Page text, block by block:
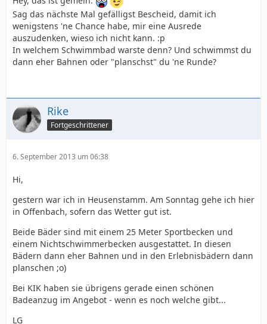
Sag das nächste Mal gefälligst Bescheid, damit ich
wenigstens 'ne Chance habe, mir eine Ausrede
auszudenken, wieso ich nicht kann. :p
In welchem Schwimmbad warste denn? Und schwimmst du
dann eher Bahnen oder "planschst" du 'ne Runde?
Rike
Fortgeschrittener
6. September 2013 um 06:38
Hi,
gestern war ich in Heusenstamm. Am Sonntag gehe ich hier
in Offenbach, sofern das Wetter gut ist.
Beide Bäder sind mit einem 25 Meter Sportbecken und
einem Nichtschwimmerbecken ausgestattet. In diesen
Bädern dann eher Bahnen und in den Erlebnisbädern dann
planschen ;o)
Bei KIK haben sie übrigens gerade einen schönen
Badeanzug im Angebot - wenn es noch welche gibt...
LG